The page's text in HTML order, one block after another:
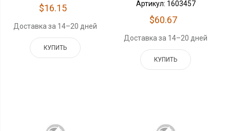
$16.15
Доставка за 14–20 дней
КУПИТЬ
Артикул: 1603457
$60.67
Доставка за 14–20 дней
КУПИТЬ